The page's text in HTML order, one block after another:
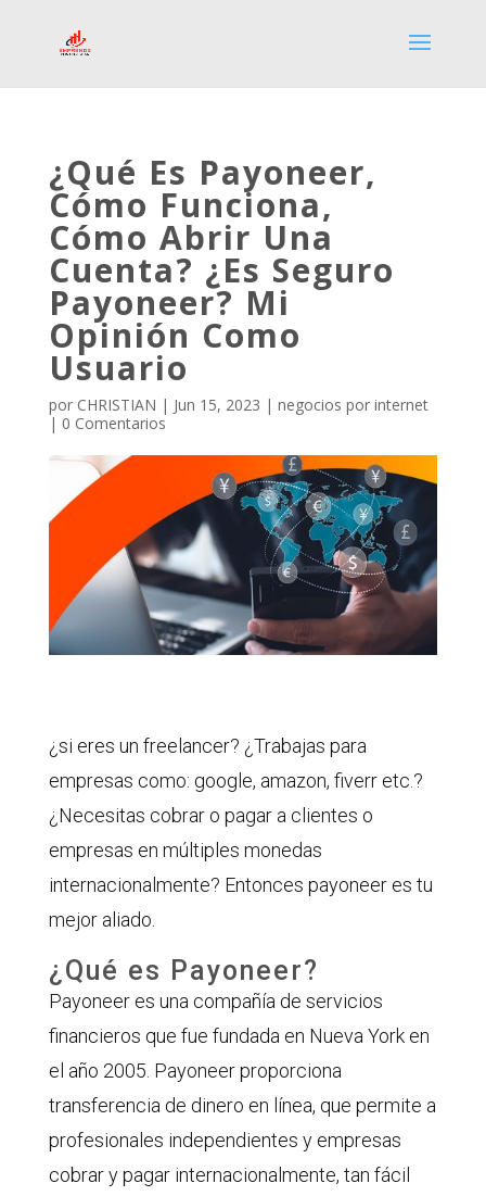
¿Qué Es Payoneer,
Cómo Funciona,
Cómo Abrir Una
Cuenta? ¿Es Seguro
Payoneer? Mi
Opinión Como
Usuario
por CHRISTIAN | Jun 15, 2023 | negocios por internet
| 0 Comentarios
¿si eres un freelancer? ¿Trabajas para
empresas como: google, amazon, fiverr etc.?
¿Necesitas cobrar o pagar a clientes o
empresas en múltiples monedas
internacionalmente? Entonces payoneer es tu
mejor aliado.
¿Qué es Payoneer?
Payoneer es una compañía de servicios
financieros que fue fundada en Nueva York en
el año 2005. Payoneer proporciona
transferencia de dinero en línea, que permite a
profesionales independientes y empresas
cobrar y pagar internacionalmente, tan fácil